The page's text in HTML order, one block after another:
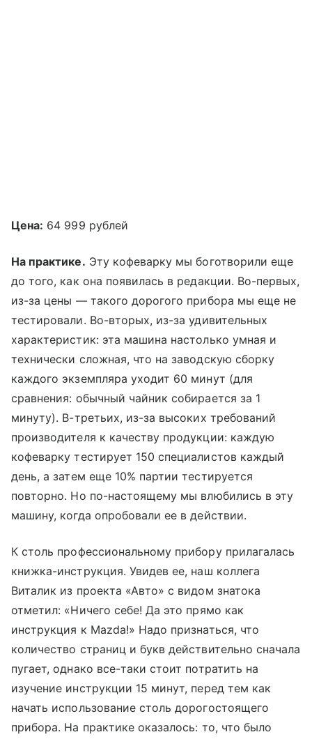
Цена: 64 999 рублей
На практике. Эту кофеварку мы боготворили еще
до того, как она появилась в редакции. Во-первых,
из-за цены — такого дорогого прибора мы еще не
тестировали. Во-вторых, из-за удивительных
характеристик: эта машина настолько умная и
технически сложная, что на заводскую сборку
каждого экземпляра уходит 60 минут (для
сравнения: обычный чайник собирается за 1
минуту). В-третьих, из-за высоких требований
производителя к качеству продукции: каждую
кофеварку тестирует 150 специалистов каждый
день, а затем еще 10% партии тестируется
повторно. Но по-настоящему мы влюбились в эту
машину, когда опробовали ее в действии.
К столь профессиональному прибору прилагалась
книжка-инструкция. Увидев ее, наш коллега
Виталик из проекта «Авто» с видом знатока
отметил: «Ничего себе! Да это прямо как
инструкция к Mazda!» Надо признаться, что
количество страниц и букв действительно сначала
пугает, однако все-таки стоит потратить на
изучение инструкции 15 минут, перед тем как
начать использование столь дорогостоящего
прибора. На практике оказалось: то, что было